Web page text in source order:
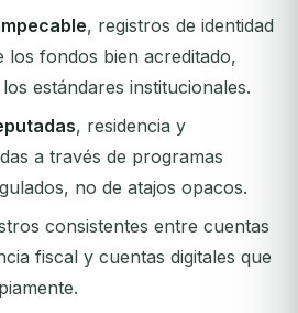
, registros de identidad
los fondos bien acreditado,
estándares institucionales.
, residencia y
a través de programas
no de atajos opacos.
consistentes entre cuentas
fiscal y cuentas digitales que